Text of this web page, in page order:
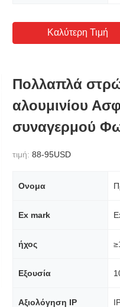
Καλύτερη Τιμή
Πολλαπλά
αλουμινίου
συναγερμού
τιμή: 88-95USD
Ονομα
Ex mark
ήχος
Εξουσία
Αξιολόγηση IP